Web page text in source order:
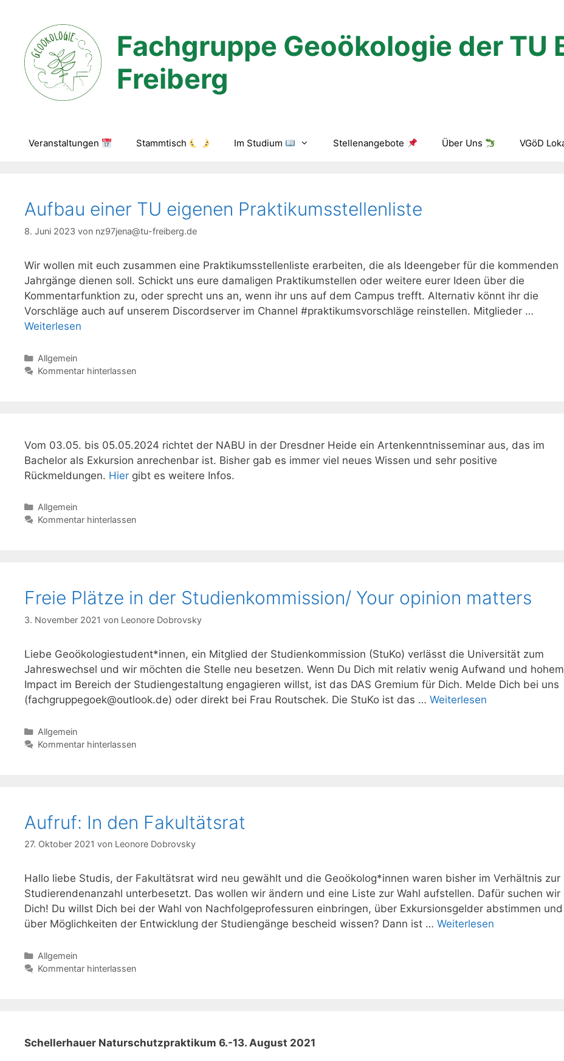
springen
Fachgruppe Geoökologie der TU
Freiberg
Veranstaltungen Stammtisch Im Studium Stellenangebote Über Uns VGöD
Aufbau einer TU eigenen Praktikumsstellenliste
8. Juni 2023 von nz97jena@tu-freiberg.de
Wir wollen mit euch zusammen eine Praktikumsstellenliste erarbeiten, die als Ideengeber für die kommenden
Jahrgänge dienen soll. Schickt uns eure damaligen Praktikumstellen oder weitere eurer Ideen über die
Kommentarfunktion zu, oder sprecht uns an, wenn ihr uns auf dem Campus trefft. Alternativ könnt ihr die
Vorschläge auch auf unserem Discordserver im Channel #⁠praktikumsvorschläge reinstellen. Mitglieder …
Weiterlesen
Kategorien
Allgemein
Kommentar hinterlassen
Vom 03.05. bis 05.05.2024 richtet der NABU in der Dresdner Heide ein Artenkenntnisseminar aus, das im
Bachelor als Exkursion anrechenbar ist. Bisher gab es immer viel neues Wissen und sehr positive
Rückmeldungen. Hier gibt es weitere Infos.
Kategorien
Allgemein
Kommentar hinterlassen
Freie Plätze in der Studienkommission/ Your opinion matters
3. November 2021 von Leonore Dobrovsky
Liebe Geoökologiestudent*innen, ein Mitglied der Studienkommission (StuKo) verlässt die Universität zum
Jahreswechsel und wir möchten die Stelle neu besetzen. Wenn Du Dich mit relativ wenig Aufwand und hohem
Impact im Bereich der Studiengestaltung engagieren willst, ist das DAS Gremium für Dich. Melde Dich bei uns
(fachgruppegoek@outlook.de) oder direkt bei Frau Routschek. Die StuKo ist das … Weiterlesen
Kategorien
Allgemein
Kommentar hinterlassen
Aufruf: In den Fakultätsrat
27. Oktober 2021 von Leonore Dobrovsky
Hallo liebe Studis, der Fakultätsrat wird neu gewählt und die Geoökolog*innen waren bisher im Verhältnis zur
Studierendenanzahl unterbesetzt. Das wollen wir ändern und eine Liste zur Wahl aufstellen. Dafür suchen wir
Dich! Du willst Dich bei der Wahl von Nachfolgeprofessuren einbringen, über Exkursionsgelder abstimmen und
über Möglichkeiten der Entwicklung der Studiengänge bescheid wissen? Dann ist … Weiterlesen
Kategorien
Allgemein
Kommentar hinterlassen
Schellerhauer Naturschutzpraktikum 6.-13. August 2021